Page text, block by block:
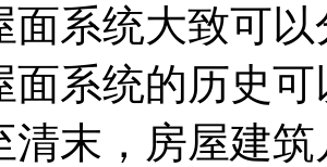
面系统大致可
面系统的历史
清末，房屋建